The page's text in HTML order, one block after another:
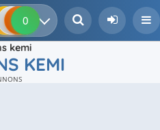
0 0 0
kemi
KEMI